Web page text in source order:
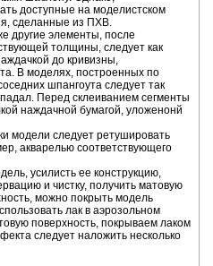
доступные на моделистском
сделанные из ПХВ.
другие элементы, после
толщины, следует как
до кривизны,
В моделях, построенных по
шпангоута следует так
Перед склеиванием сегменты
наждачной бумагой, уложенонй
модели следует ретушировать
акварелью соответствующего
усилисть ее конструкцию,
и чистку, получить матовую
можно покрыть модель
лак в аэрозольном
поверхность, покрываем лаком
следует наложить несколько